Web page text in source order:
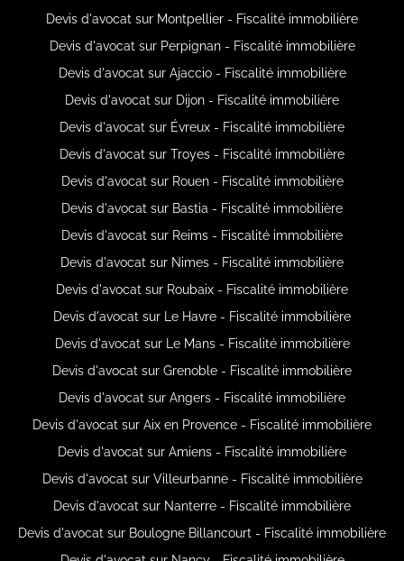
Devis d'avocat sur Montpellier - Fiscalité immobilière
Devis d'avocat sur Perpignan - Fiscalité immobilière
Devis d'avocat sur Ajaccio - Fiscalité immobilière
Devis d'avocat sur Dijon - Fiscalité immobilière
Devis d'avocat sur Évreux - Fiscalité immobilière
Devis d'avocat sur Troyes - Fiscalité immobilière
Devis d'avocat sur Rouen - Fiscalité immobilière
Devis d'avocat sur Bastia - Fiscalité immobilière
Devis d'avocat sur Reims - Fiscalité immobilière
Devis d'avocat sur Nimes - Fiscalité immobilière
Devis d'avocat sur Roubaix - Fiscalité immobilière
Devis d'avocat sur Le Havre - Fiscalité immobilière
Devis d'avocat sur Le Mans - Fiscalité immobilière
Devis d'avocat sur Grenoble - Fiscalité immobilière
Devis d'avocat sur Angers - Fiscalité immobilière
Devis d'avocat sur Aix en Provence - Fiscalité immobilière
Devis d'avocat sur Amiens - Fiscalité immobilière
Devis d'avocat sur Villeurbanne - Fiscalité immobilière
Devis d'avocat sur Nanterre - Fiscalité immobilière
Devis d'avocat sur Boulogne Billancourt - Fiscalité immobilière